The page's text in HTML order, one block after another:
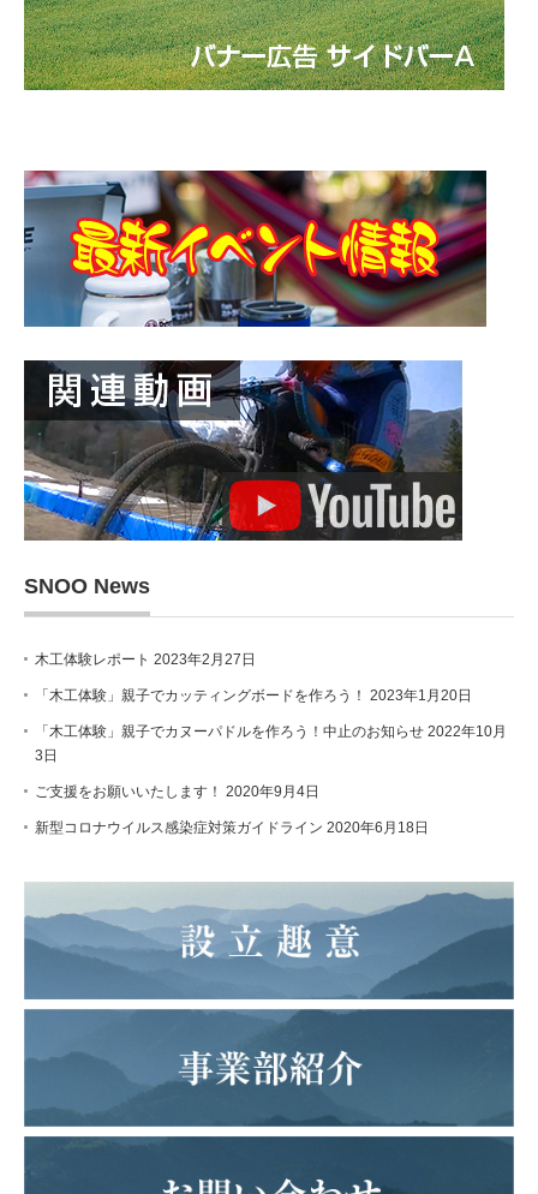
SNOO News
木工体験レポート 2023年2月27日
「木工体験」親子でカッティングボードを作ろう！ 2023年1月20日
「木工体験」親子でカヌーパドルを作ろう！中止のお知らせ 2022年10月
3日
ご支援をお願いいたします！ 2020年9月4日
新型コロナウイルス感染症対策ガイドライン 2020年6月18日